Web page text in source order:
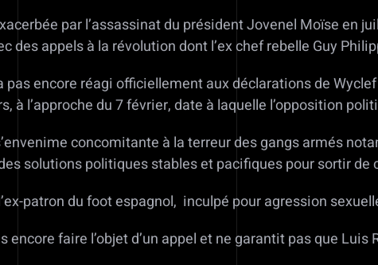
par l’assassinat du président Jovenel Moïse en
des appels à la révolution dont l’ex chef rebelle Guy
pas encore réagi officiellement aux déclarations de
à l’approche du 7 février, date à laquelle l’opposition
concomitante à la terreur des gangs armés
solutions politiques stables et pacifiques pour sortir de
patron du foot espagnol, inculpé pour agression
faire l’objet d’un appel et ne garantit pas que